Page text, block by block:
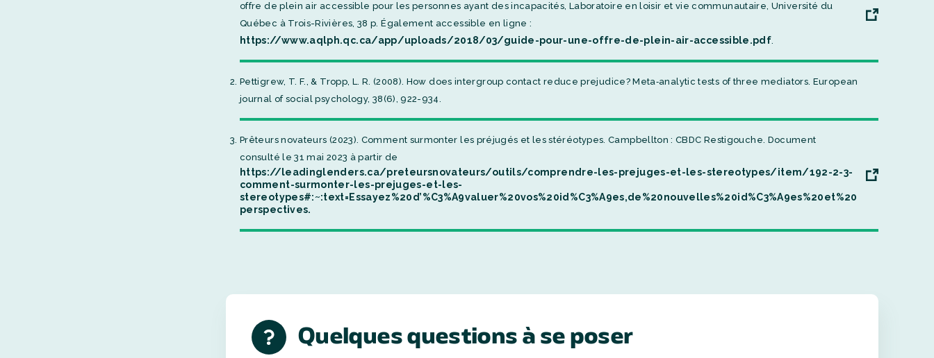
offre de plein air accessible pour les personnes ayant des incapacités, Laboratoire en loisir et vie communautaire, Université du
Québec à Trois-Rivières, 38 p. Également accessible en ligne :
https://www.aqlph.qc.ca/app/uploads/2018/03/guide-pour-une-offre-de-plein-air-accessible.pdf.
Pettigrew, T. F., & Tropp, L. R. (2008). How does intergroup contact reduce prejudice? Meta‐analytic tests of three mediators. European
journal of social psychology, 38(6), 922-934.
Prêteurs novateurs (2023). Comment surmonter les préjugés et les stéréotypes. Campbellton : CBDC Restigouche. Document
consulté le 31 mai 2023 à partir de
https://leadinglenders.ca/preteursnovateurs/outils/comprendre-les-prejuges-et-les-stereotypes/item/192-2-3-
comment-surmonter-les-prejuges-et-les-
stereotypes#:~:text=Essayez%20d’%C3%A9valuer%20vos%20id%C3%A9es,de%20nouvelles%20id%C3%A9es%20et%20
perspectives.
Quelques questions à se poser